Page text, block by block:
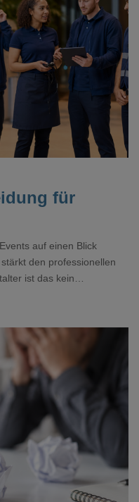
für
auf einen Blick
den professionellen
ist das kein
oder mehreren